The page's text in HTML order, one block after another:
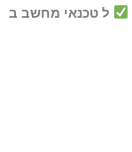
ל טכנאי מחשב ב